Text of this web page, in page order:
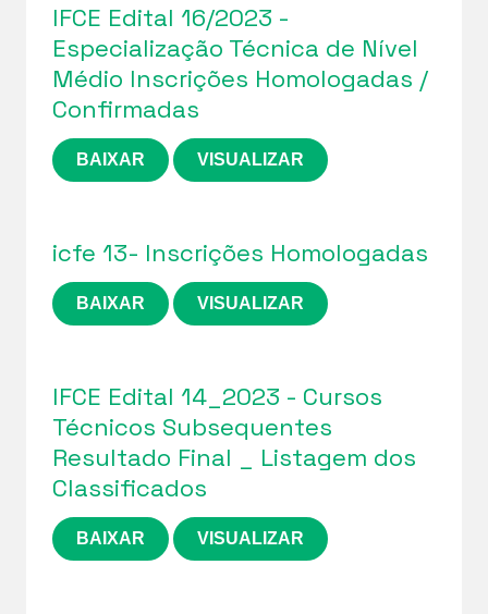
IFCE Edital 16/2023 -
Especialização Técnica de Nível
Médio Inscrições Homologadas /
Confirmadas
BAIXAR VISUALIZAR
icfe 13- Inscrições Homologadas
BAIXAR VISUALIZAR
IFCE Edital 14_2023 - Cursos
Técnicos Subsequentes
Resultado Final _ Listagem dos
Classificados
BAIXAR VISUALIZAR